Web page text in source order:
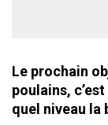
Le prochain
poulains,
quel niveau la